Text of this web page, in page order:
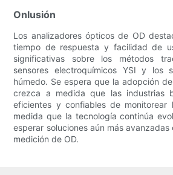
Onlusión
Los analizadores ópticos de OD
tiempo de respuesta y facilidad de
significativas sobre los métodos
sensores electroquímicos YSI y los
húmedo. Se espera que la adopción
crezca a medida que las industrias
eficientes y confiables de monitorear
medida que la tecnología continúa
esperar soluciones aún más
medición de OD.